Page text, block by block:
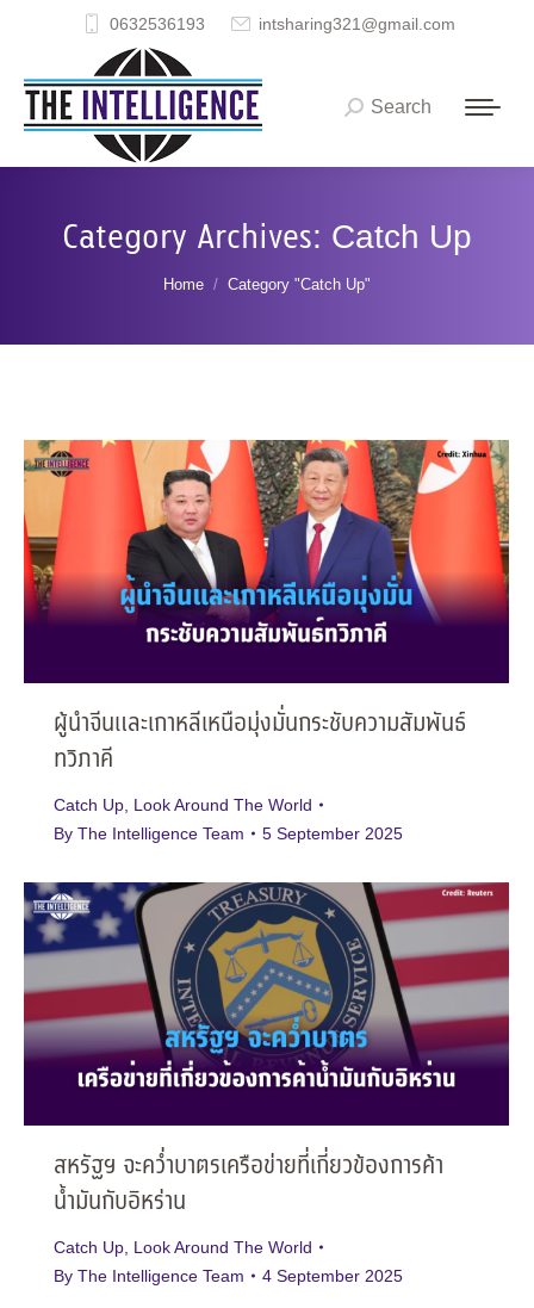
0632536193 intsharing321@gmail.com
Search:
Search
Category Archives: Catch Up
You are here:
Home Category "Catch Up"
ผู้นำจีนและเกาหลีเหนือมุ่งมั่นกระชับความสัมพันธ์
ทวิภาคี
Catch Up Look Around The World
By The Intelligence Team 5 September 2025
สหรัฐฯ จะคว่ำบาตรเครือข่ายที่เกี่ยวข้องการค้า
น้ำมันกับอิหร่าน
Catch Up Look Around The World
By The Intelligence Team 4 September 2025